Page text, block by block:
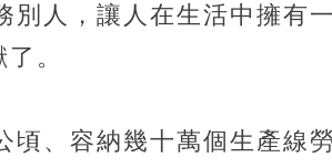
別人，讓人在生活中擁有一
。
頃、容納幾十萬個生產線勞